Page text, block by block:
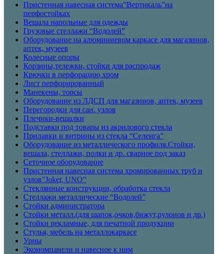
Пристенная навесная система”Вертикаль”на
перфостойках
Вешала напольные для одежды
Грузовые стеллажи “Водолей”
Оборудование на алюминиевом каркасе для магазинов,
аптек, музеев
Колесные опоры
Корзины,тележки, стойки для распродаж
Крючки в перфорацию хром
Лист перфорированный
Манекены, торсы
Оборудование из ЛДСП для магазинов, аптек, музеев
Перегородки для сан. узлов
Плечики-вешалки
Подставки под товары из акрилового стекла
Прилавки и витрины из стекла “Селенга”
Оборудование из металлического профиля.Стойки,
вешала, стеллажи, полки и др. сварное под заказ
Сеточное оборудование
Пристенная навесная система хромированных труб и
узлов”Joker, UNO”
Стеклянные конструкции, обработка стекла
Стеллажи металлические “Водолей”
Стойки администратора
Стойки металл.(для шапок,очков,бижут,рулонов и др.)
Стойки рекламные, для печатной продукции
Стулья, мебель на металлокаркасе
Урны
Экономпанели и навесное к ним